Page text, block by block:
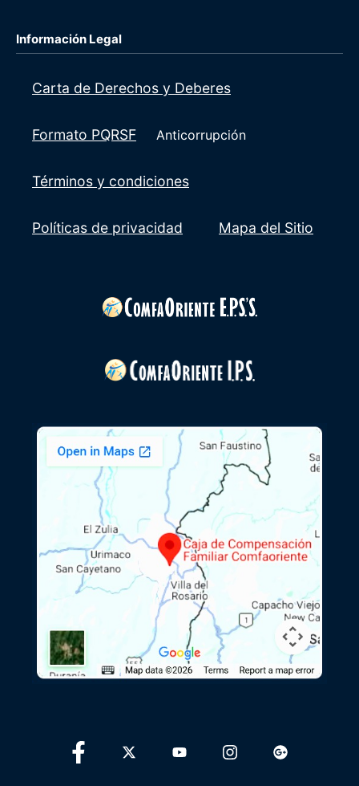
Información Legal
Carta de Derechos y Deberes
Formato PQRSF Anticorrupción
Términos y condiciones
Políticas de privacidad Mapa del Sitio